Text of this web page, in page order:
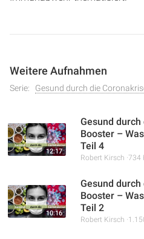
Weitere Aufnahmen
Serie: Gesund durch die
12:17
Gesund
Booster –
Teil 4
Robert Kirsch 734
10:16
Gesund
Booster –
Teil 2
Robert Kirsch